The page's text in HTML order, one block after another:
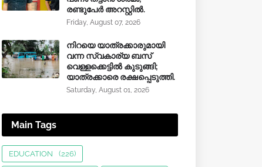
രണ്ടുപേർ അറസ്റ്റിൽ.
Friday, August 07, 2026
നിറയെ യാത്രക്കാരുമായി
വന്ന സ്വകാര്യ ബസ്
വെള്ളക്കെട്ടിൽ കുടുങ്ങി;
യാത്രക്കാരെ രക്ഷപ്പെടുത്തി.
Saturday, August 01, 2026
Main Tags
EDUCATION (226)